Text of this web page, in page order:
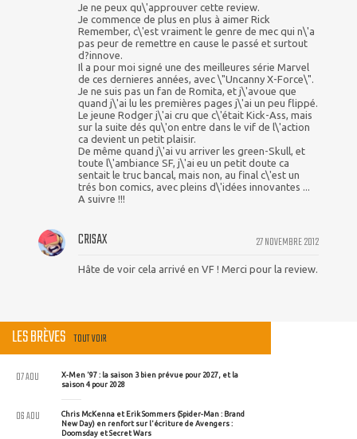
Je ne peux qu\'approuver cette review.
Je commence de plus en plus à aimer Rick
Remember, c\'est vraiment le genre de mec qui n\'a
pas peur de remettre en cause le passé et surtout
d?innove.
Il a pour moi signé une des meilleures série Marvel
de ces dernieres années, avec \"Uncanny X-Force\".
Je ne suis pas un fan de Romita, et j\'avoue que
quand j\'ai lu les premières pages j\'ai un peu flippé.
Le jeune Rodger j\'ai cru que c\'était Kick-Ass, mais
sur la suite dés qu\'on entre dans le vif de l\'action
ca devient un petit plaisir.
De même quand j\'ai vu arriver les green-Skull, et
toute l\'ambiance SF, j\'ai eu un petit doute ca
sentait le truc bancal, mais non, au final c\'est un
trés bon comics, avec pleins d\'idées innovantes ...
A suivre !!!
27 NOVEMBRE 2012
CRISAX
Hâte de voir cela arrivé en VF ! Merci pour la review.
LES BRÈVES TOUT VOIR
X-Men '97 : la saison 3 bien prévue pour 2027, et la
saison 4 pour 2028
07 AOU
Chris McKenna et Erik Sommers (Spider-Man : Brand
New Day) en renfort sur l'écriture de Avengers :
Doomsday et Secret Wars
06 AOU